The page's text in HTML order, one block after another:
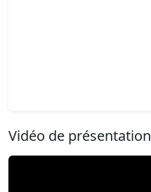
Vidéo de présentation